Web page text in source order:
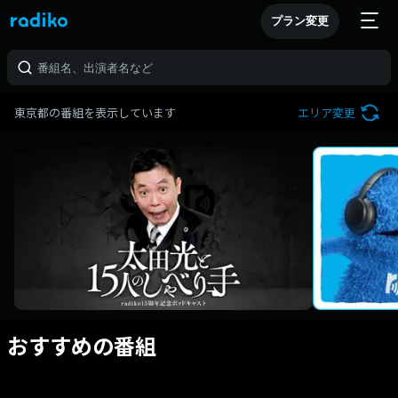
プラン変更
東京都の番組を表示しています エリア変更
おすすめの番組